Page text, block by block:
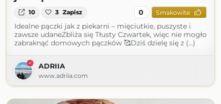
10 3 Zapisz 0 Smakowite
Idealne pączki jak z piekarni – mięciutkie, puszyste i
zawsze udaneZbliża się Tłusty Czwartek, więc nie mogło
zabraknąć domowych pączków 🥰Dziś dzielę się z (...)
ADRIIA
www.adriia.com